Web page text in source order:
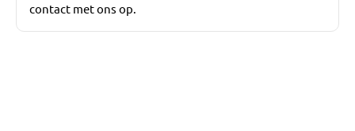
contact met ons op.